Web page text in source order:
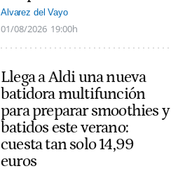
Alvarez del Vayo
01/08/2026 19:00h
Llega a Aldi una nueva
batidora multifunción
para preparar smoothies y
batidos este verano:
cuesta tan solo 14,99
euros